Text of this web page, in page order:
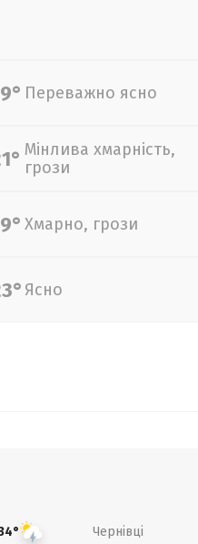
Переважно ясно
Мінлива хмарність,
грози
Хмарно, грози
Ясно
Чернівці